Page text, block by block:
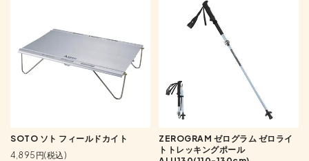
SOTO ソト フィールドカイト
4,895円(税込)
ZEROGRAM ゼログラム ゼロライ
トトレッキングポール